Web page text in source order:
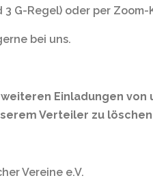
G-Regel) oder per
bei uns.
Einladungen
Verteiler zu
Vereine e.V.